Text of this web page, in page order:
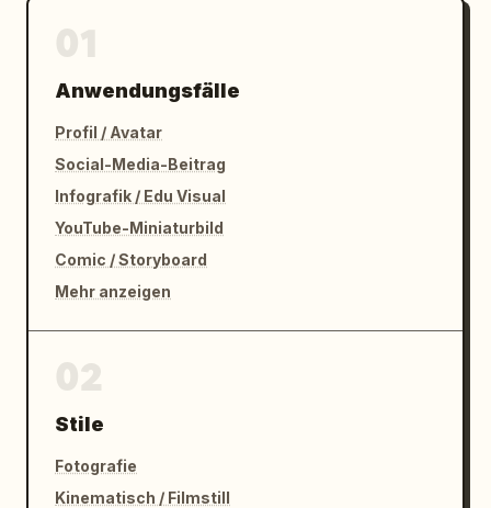
Anwendungsfälle
Profil / Avatar
Social-Media-Beitrag
Infografik / Edu Visual
YouTube-Miniaturbild
Comic / Storyboard
Mehr anzeigen
Stile
Fotografie
Kinematisch / Filmstill